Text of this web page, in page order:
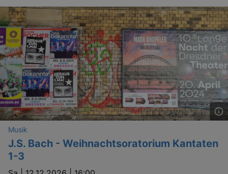
Musik
J.S. Bach - Weihnachtsoratorium Kantaten
1-3
_gat
Google LLC
.kulturkalender-
dresden.de
bm_sz